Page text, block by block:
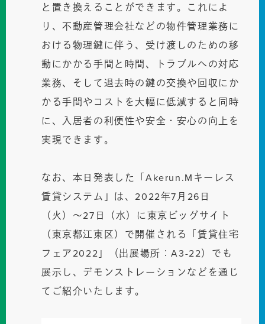
と置き換えることができます。これによ
り、不動産管理会社などの物件管理業務に
おける物理鍵に伴う、受け渡しのための移
動にかかる手間と時間、トラブルへの対応
業務、そして退去時の鍵の交換や回収にか
かる手間やコストを大幅に低減すると同時
に、入居者の利便性や安全・安心の向上を
実現できます。
なお、本日発表した「Akerun.Mキーレス
賃貸システム」は、2022年7月26日
（火）〜27日（水）に東京ビッグサイト
（東京都江東区）で開催される「賃貸住宅
フェア2022」（出展場所：A3-22）でも
展示し、デモンストレーションなどを通じ
てご紹介いたします。